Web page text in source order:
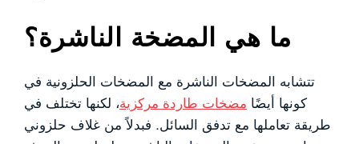
ما هي المضخة الناشرة؟
تتشابه المضخات الناشرة مع المضخات الحلزونية في
كونها أيضًا مضخات طاردة مركزية، لكنها تختلف في
طريقة تعاملها مع تدفق السائل. فبدلاً من غلاف حلزوني